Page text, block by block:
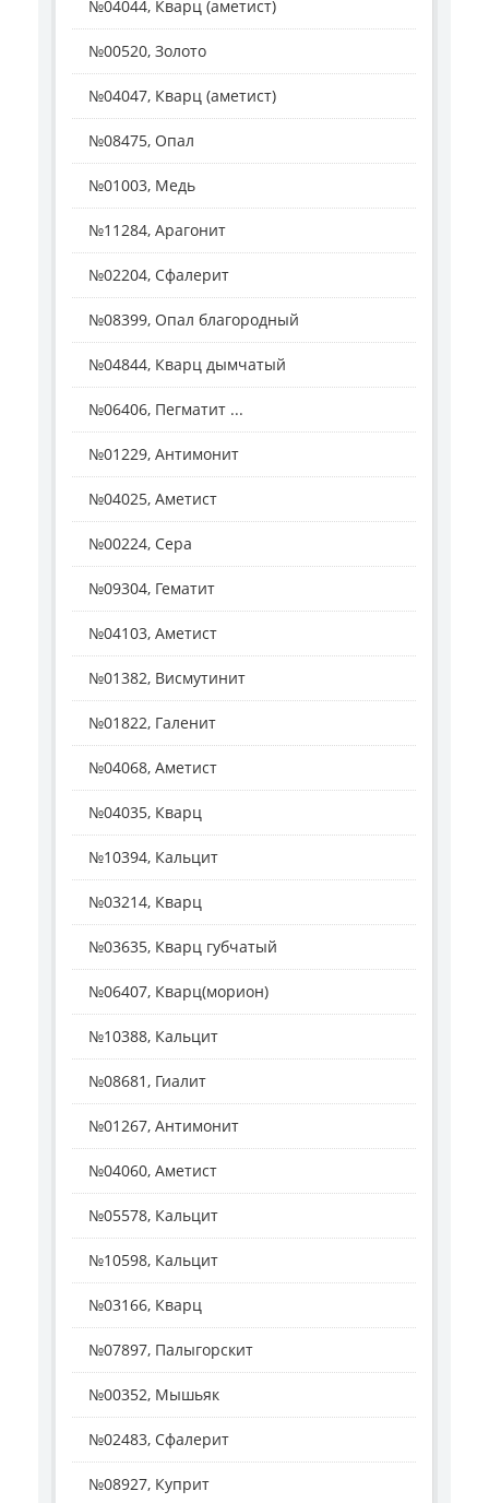
№04044, Кварц (аметист)
№00520, Золото
№04047, Кварц (аметист)
№08475, Опал
№01003, Медь
№11284, Арагонит
№02204, Сфалерит
№08399, Опал благородный
№04844, Кварц дымчатый
№06406, Пегматит ...
№01229, Антимонит
№04025, Аметист
№00224, Сера
№09304, Гематит
№04103, Аметист
№01382, Висмутинит
№01822, Галенит
№04068, Аметист
№04035, Кварц
№10394, Кальцит
№03214, Кварц
№03635, Кварц губчатый
№06407, Кварц(морион)
№10388, Кальцит
№08681, Гиалит
№01267, Антимонит
№04060, Аметист
№05578, Кальцит
№10598, Кальцит
№03166, Кварц
№07897, Палыгорскит
№00352, Мышьяк
№02483, Сфалерит
№08927, Куприт